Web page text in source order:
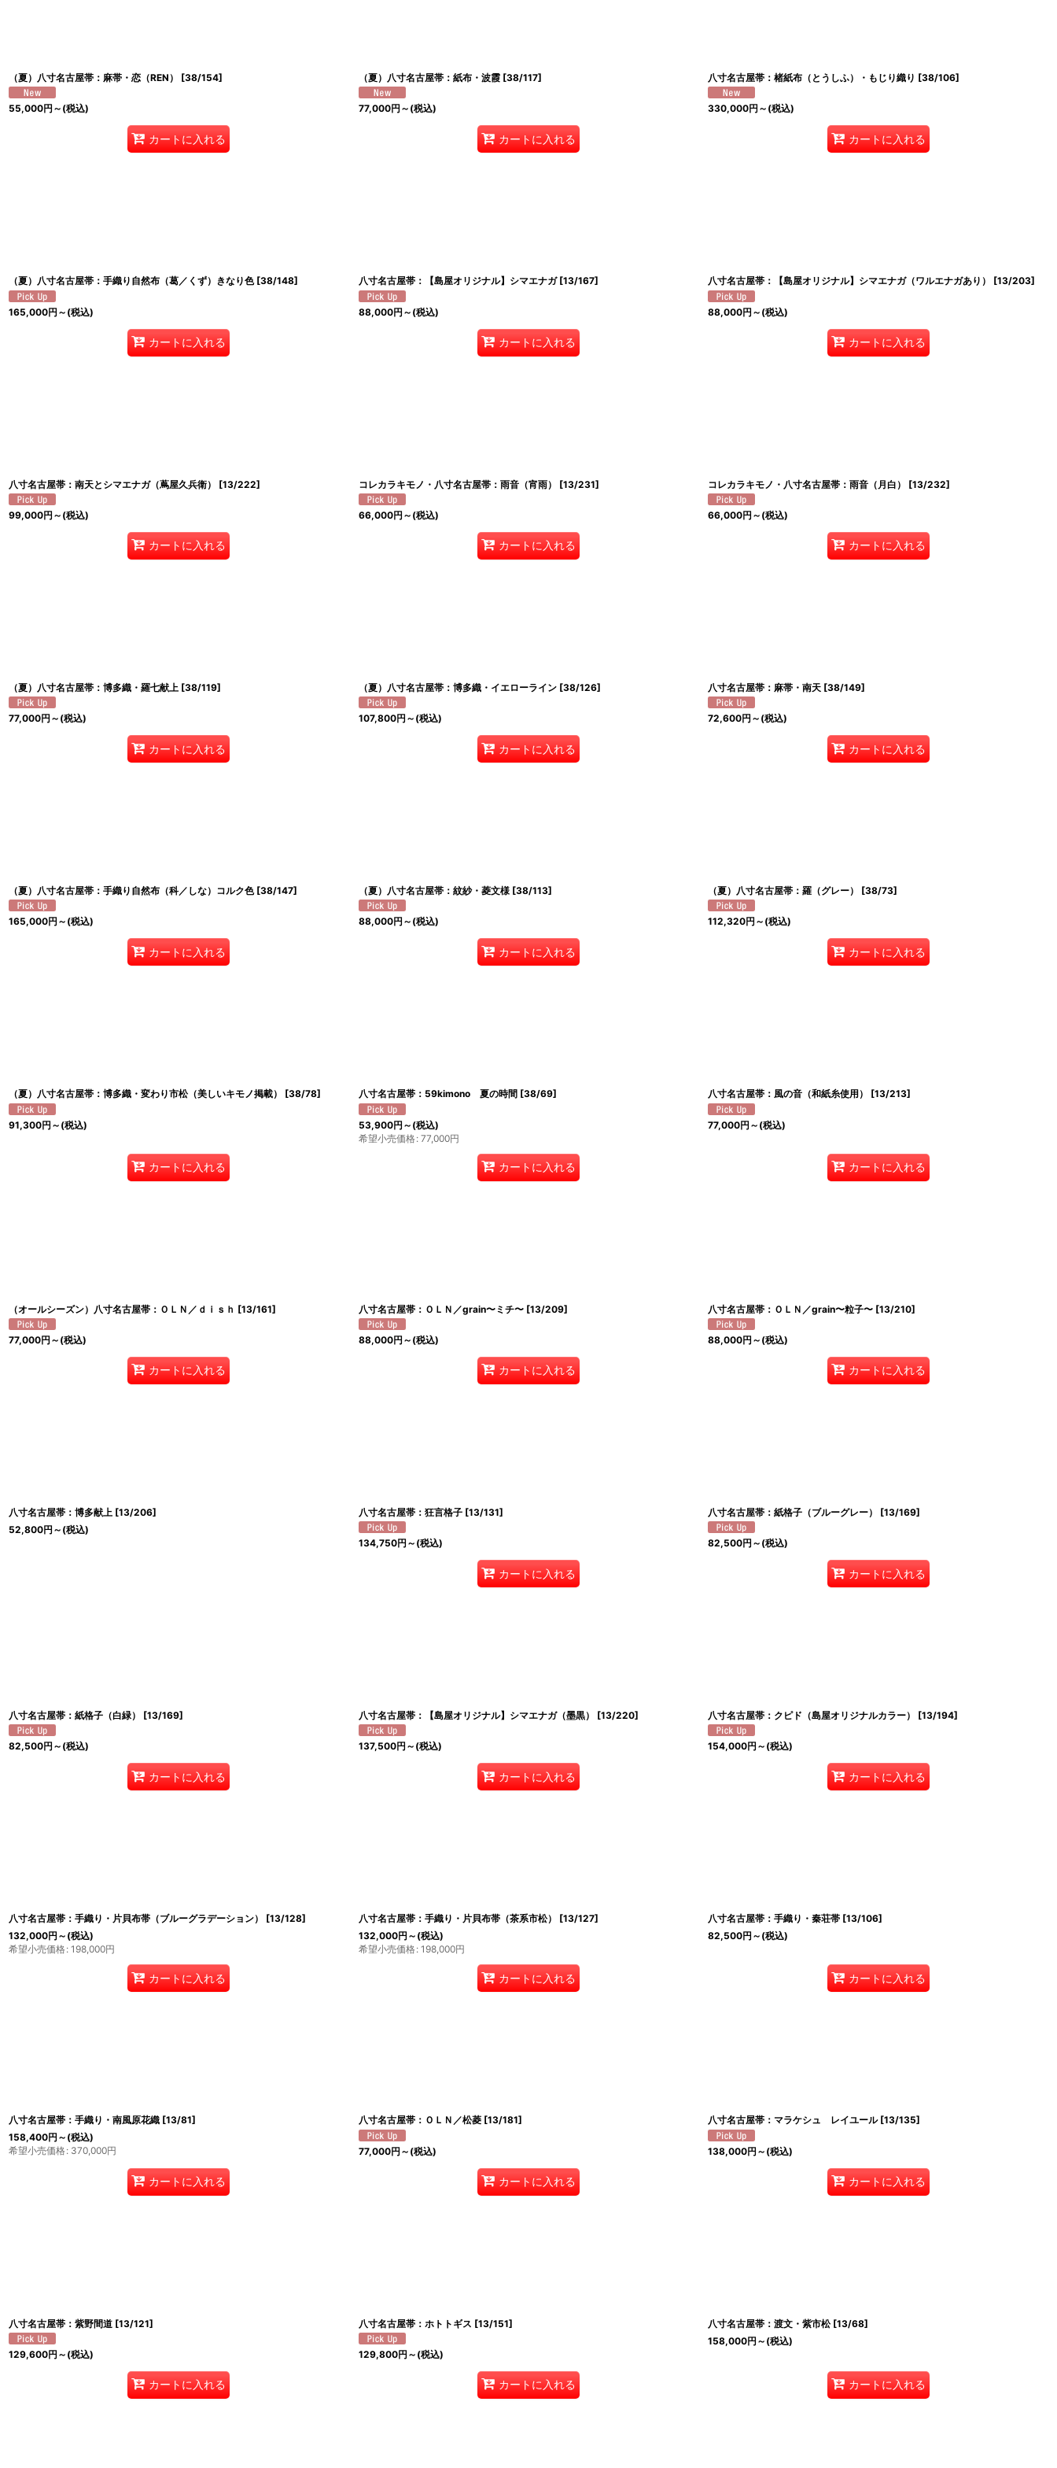
（夏）八寸名古屋帯：麻帯・恋（REN） [38/154]
55,000円 ～ (税込)
カートに入れる
（夏）八寸名古屋帯：紙布・波霞 [38/117]
77,000円 ～ (税込)
カートに入れる
八寸名古屋帯：楮紙布（とうしふ）・もじり織り [38/106]
330,000円 ～ (税込)
カートに入れる
（夏）八寸名古屋帯：手織り自然布（葛／くず）きなり色 [38/148]
165,000円 ～ (税込)
カートに入れる
八寸名古屋帯：【島屋オリジナル】シマエナガ [13/167]
88,000円 ～ (税込)
カートに入れる
八寸名古屋帯：【島屋オリジナル】シマエナガ（ワルエナガあり） [13/203]
88,000円 ～ (税込)
カートに入れる
八寸名古屋帯：南天とシマエナガ（蔦屋久兵衛） [13/222]
99,000円 ～ (税込)
カートに入れる
コレカラキモノ・八寸名古屋帯：雨音（宵雨） [13/231]
66,000円 ～ (税込)
カートに入れる
コレカラキモノ・八寸名古屋帯：雨音（月白） [13/232]
66,000円 ～ (税込)
カートに入れる
（夏）八寸名古屋帯：博多織・羅七献上 [38/119]
77,000円 ～ (税込)
カートに入れる
（夏）八寸名古屋帯：博多織・イエローライン [38/126]
107,800円 ～ (税込)
カートに入れる
八寸名古屋帯：麻帯・南天 [38/149]
72,600円 ～ (税込)
カートに入れる
（夏）八寸名古屋帯：手織り自然布（科／しな）コルク色 [38/147]
165,000円 ～ (税込)
カートに入れる
（夏）八寸名古屋帯：紋紗・菱文様 [38/113]
88,000円 ～ (税込)
カートに入れる
（夏）八寸名古屋帯：羅（グレー） [38/73]
112,320円 ～ (税込)
カートに入れる
（夏）八寸名古屋帯：博多織・変わり市松（美しいキモノ掲載） [38/78]
91,300円 ～ (税込)
カートに入れる
八寸名古屋帯：59kimono 夏の時間 [38/69]
53,900円 ～ (税込)
希望小売価格: 77,000円
カートに入れる
八寸名古屋帯：風の音（和紙糸使用） [13/213]
77,000円 ～ (税込)
カートに入れる
（オールシーズン）八寸名古屋帯：ＯＬＮ／ｄｉｓｈ [13/161]
77,000円 ～ (税込)
カートに入れる
八寸名古屋帯：ＯＬＮ／grain〜ミチ〜 [13/209]
88,000円 ～ (税込)
カートに入れる
八寸名古屋帯：ＯＬＮ／grain〜粒子〜 [13/210]
88,000円 ～ (税込)
カートに入れる
八寸名古屋帯：博多献上 [13/206]
52,800円 ～ (税込)
八寸名古屋帯：狂言格子 [13/131]
134,750円 ～ (税込)
カートに入れる
八寸名古屋帯：紙格子（ブルーグレー） [13/169]
82,500円 ～ (税込)
カートに入れる
八寸名古屋帯：紙格子（白緑） [13/169]
82,500円 ～ (税込)
カートに入れる
八寸名古屋帯：【島屋オリジナル】シマエナガ（墨黒） [13/220]
137,500円 ～ (税込)
カートに入れる
八寸名古屋帯：クピド（島屋オリジナルカラー） [13/194]
154,000円 ～ (税込)
カートに入れる
八寸名古屋帯：手織り・片貝布帯（ブルーグラデーション） [13/128]
132,000円 ～ (税込)
希望小売価格: 198,000円
カートに入れる
八寸名古屋帯：手織り・片貝布帯（茶系市松） [13/127]
132,000円 ～ (税込)
希望小売価格: 198,000円
カートに入れる
八寸名古屋帯：手織り・秦荘帯 [13/106]
82,500円 ～ (税込)
カートに入れる
八寸名古屋帯：手織り・南風原花織 [13/81]
158,400円 ～ (税込)
希望小売価格: 370,000円
カートに入れる
八寸名古屋帯：ＯＬＮ／松菱 [13/181]
77,000円 ～ (税込)
カートに入れる
八寸名古屋帯：マラケシュ レイユール [13/135]
138,000円 ～ (税込)
カートに入れる
八寸名古屋帯：紫野間道 [13/121]
129,600円 ～ (税込)
カートに入れる
八寸名古屋帯：ホトトギス [13/151]
129,800円 ～ (税込)
カートに入れる
八寸名古屋帯：渡文・紫市松 [13/68]
158,000円 ～ (税込)
カートに入れる